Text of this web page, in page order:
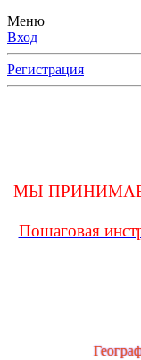
Меню
Вход
Регистрация
МЫ
Пошаговая